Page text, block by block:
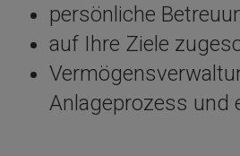
persönliche
auf Ihre Ziele
Anlageprozess und